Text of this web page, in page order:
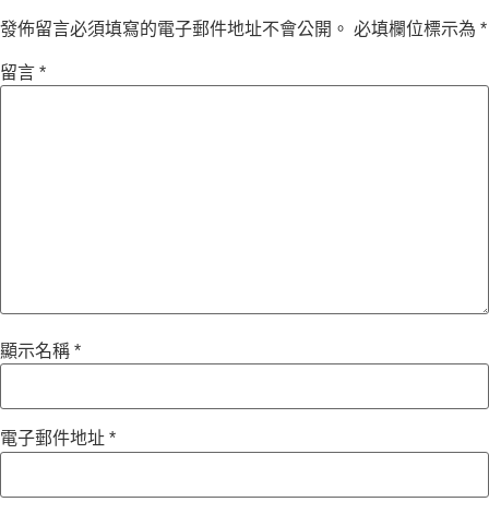
發佈留言必須填寫的電子郵件地址不會公開。 必填欄位標示為 *
留言 *
顯示名稱 *
電子郵件地址 *